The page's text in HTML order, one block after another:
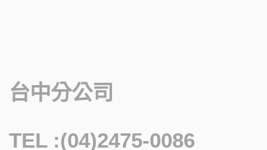
台中分公司
TEL :(04)2475-0086